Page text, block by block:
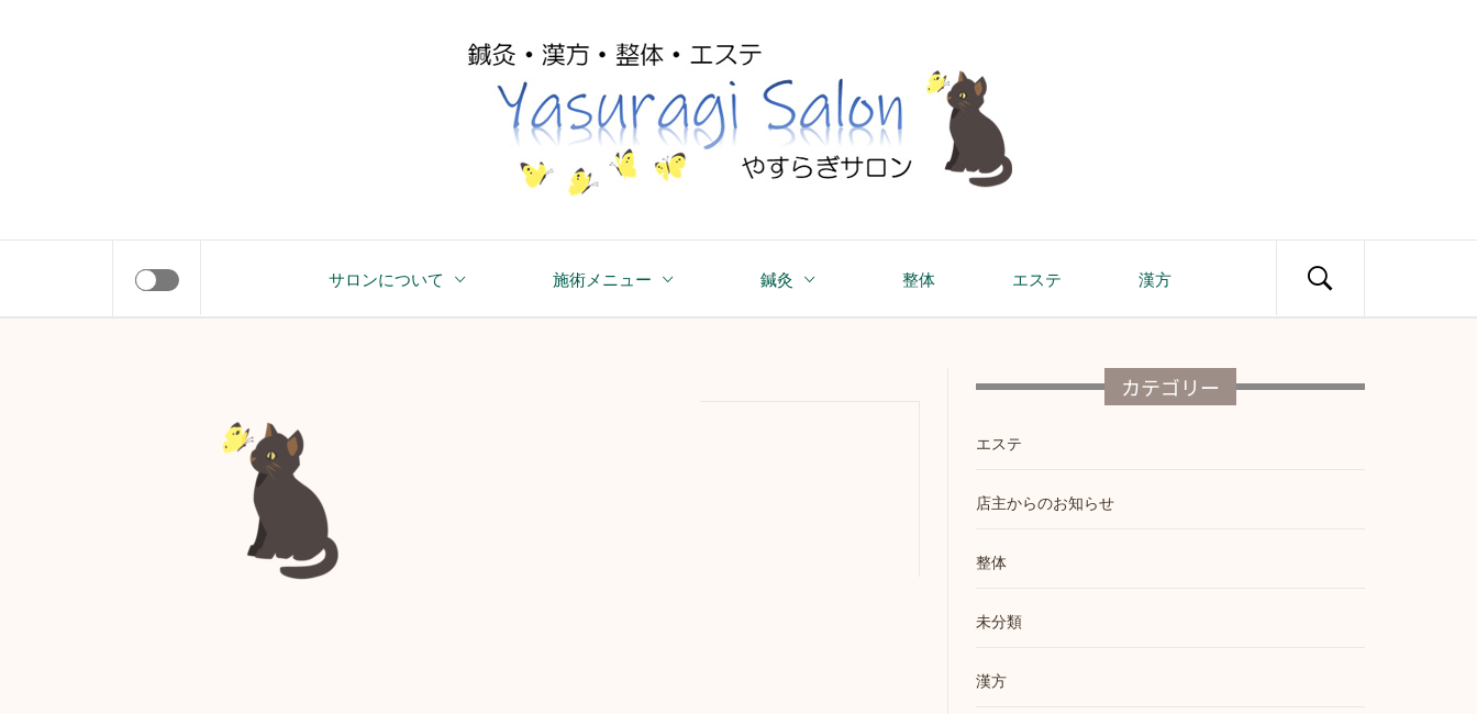
Yasuragi Salon
サロンについて 施術メニュー 鍼灸 整体 エステ 漢方
カテゴリー
エステ
店主からのお知らせ
整体
未分類
漢方